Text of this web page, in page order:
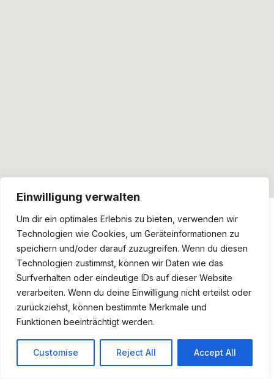
Einwilligung verwalten
Um dir ein optimales Erlebnis zu bieten, verwenden wir
Technologien wie Cookies, um Geräteinformationen zu
speichern und/oder darauf zuzugreifen. Wenn du diesen
Technologien zustimmst, können wir Daten wie das
Surfverhalten oder eindeutige IDs auf dieser Website
verarbeiten. Wenn du deine Einwilligung nicht erteilst oder
zurückziehst, können bestimmte Merkmale und
Funktionen beeinträchtigt werden.
Customise Reject All Accept All